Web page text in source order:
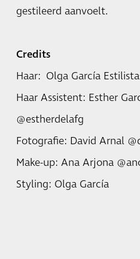
gestileerd aanvoelt.
Credits
Haar: Olga García
Haar Assistent: Esther
@estherdelafg
Fotografie: David Arnal
Make-up: Ana Arjona
Styling: Olga García